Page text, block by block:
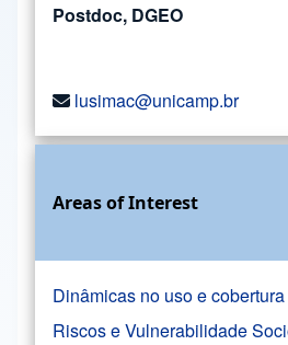
Postdoc, DGEO
lusimac@unicamp.br
Areas of Interest
Dinâmicas no uso e
Riscos e Vulnerabilidade